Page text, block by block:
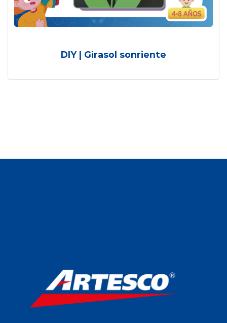
DIY | Girasol sonriente